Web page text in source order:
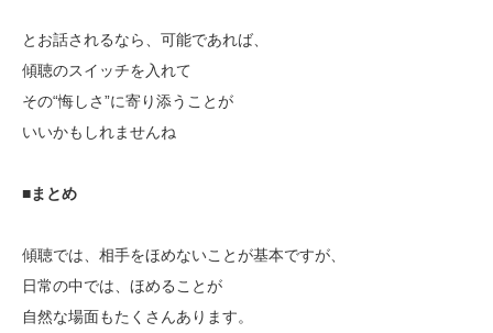
とお話されるなら、可能であれば、
傾聴のスイッチを入れて
その“悔しさ”に寄り添うことが
いいかもしれませんね
■まとめ
傾聴では、相手をほめないことが基本ですが、
日常の中では、ほめることが
自然な場面もたくさんあります。